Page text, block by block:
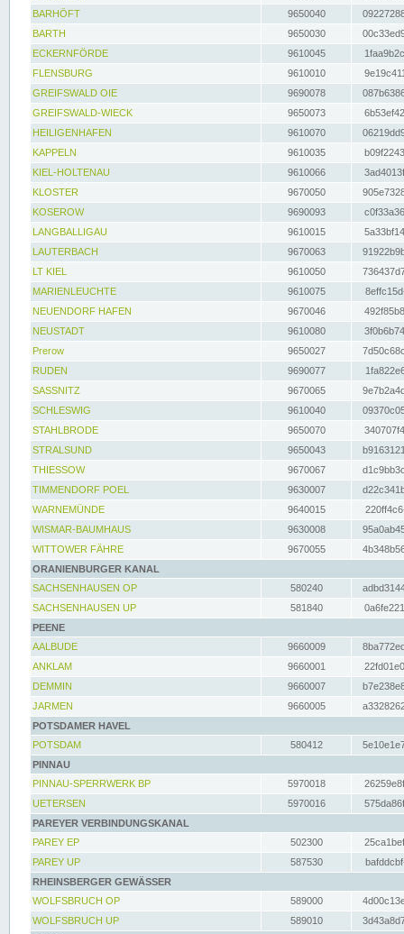
BARHÖFT
9650040
BARTH
9650030
ECKERNFÖRDE
9610045
FLENSBURG
9610010
GREIFSWALD OIE
9690078
GREIFSWALD-WIECK
9650073
HEILIGENHAFEN
9610070
KAPPELN
9610035
KIEL-HOLTENAU
9610066
KLOSTER
9670050
KOSEROW
9690093
LANGBALLIGAU
9610015
LAUTERBACH
9670063
LT KIEL
9610050
MARIENLEUCHTE
9610075
NEUENDORF HAFEN
9670046
NEUSTADT
9610080
Prerow
9650027
RUDEN
9690077
SASSNITZ
9670065
SCHLESWIG
9610040
STAHLBRODE
9650070
STRALSUND
9650043
THIESSOW
9670067
TIMMENDORF POEL
9630007
WARNEMÜNDE
9640015
WISMAR-BAUMHAUS
9630008
WITTOWER FÄHRE
9670055
ORANIENBURGER KANAL
SACHSENHAUSEN OP
580240
SACHSENHAUSEN UP
581840
PEENE
AALBUDE
9660009
ANKLAM
9660001
DEMMIN
9660007
JARMEN
9660005
POTSDAMER HAVEL
POTSDAM
580412
PINNAU
PINNAU-SPERRWERK BP
5970018
UETERSEN
5970016
PAREYER VERBINDUNGSKANAL
PAREY EP
502300
PAREY UP
587530
RHEINSBERGER GEWÄSSER
WOLFSBRUCH OP
589000
WOLFSBRUCH UP
589010